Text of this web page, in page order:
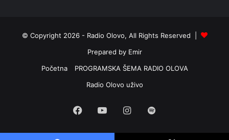
© Copyright 2026 - Radio Olovo, All Rights Reserved |
Prepared by Emir
Početna
PROGRAMSKA ŠEMA RADIO OLOVA
Radio Olovo uživo
Facebook
YouTubeInstagram
Spotify